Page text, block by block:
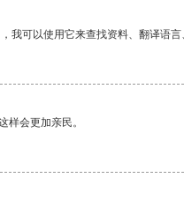
我可以使用它来查找资料、翻译语言
样会更加亲民。